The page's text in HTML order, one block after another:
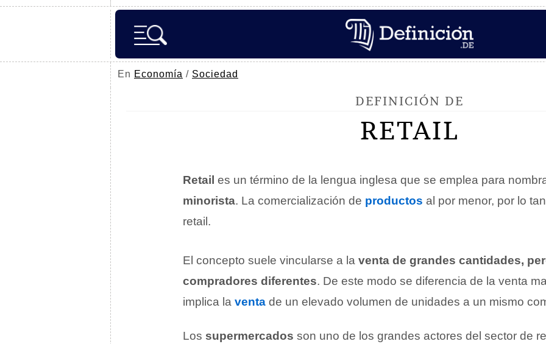
En Economía / Sociedad
DEFINICIÓN DE
RETAIL
Retail es un término de la lengua inglesa que se emplea para
minorista. La comercialización de productos al por menor, por lo
retail.
El concepto suele vincularse a la venta de grandes cantidades,
compradores diferentes. De este modo se diferencia de la venta
implica la venta de un elevado volumen de unidades a un mismo
Los supermercados son uno de los grandes actores del sector de